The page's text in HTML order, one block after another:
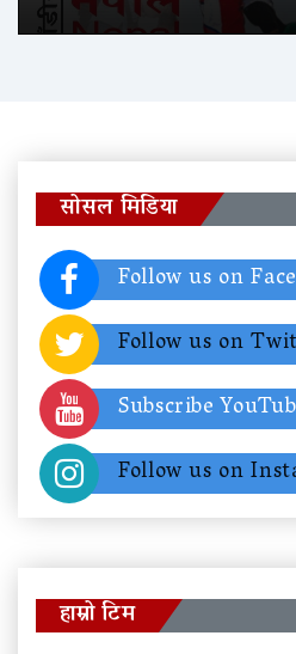
सोसल मिडिया
Follow us on
Follow us on
Subscribe
Follow us on
हाम्रो टिम